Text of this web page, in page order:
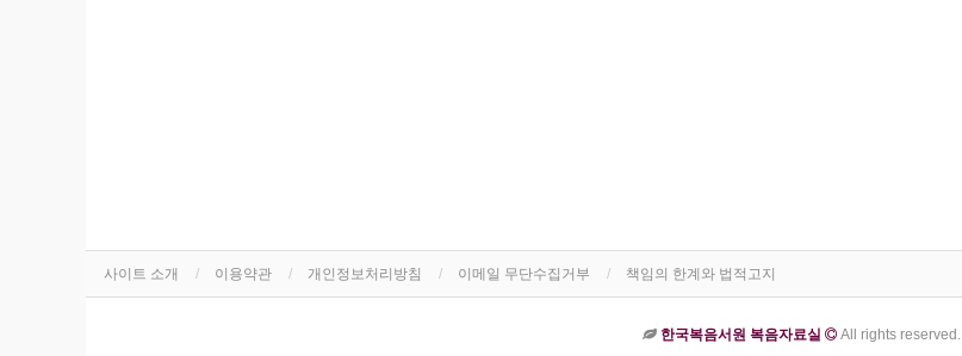
사이트 소개 이용약관 개인정보처리방침 이메일 무단수집거부 책임의 한계와 법적고지
한국복음서원 복음자료실 All rights reserved.